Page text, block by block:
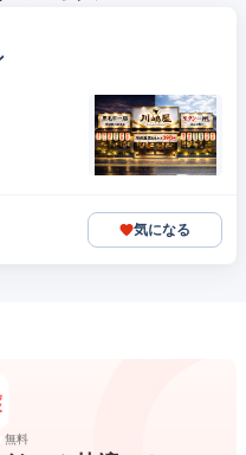
気になる
無料